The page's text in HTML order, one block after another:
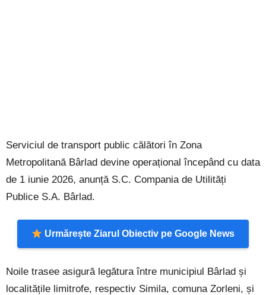
Serviciul de transport public călători în Zona
Metropolitană Bârlad devine operațional începând cu data
de 1 iunie 2026, anunță S.C. Compania de Utilități
Publice S.A. Bârlad.
Urmărește Ziarul Obiectiv pe Google News
Noile trasee asigură legătura între municipiul Bârlad și
localitățile limitrofe, respectiv Simila, comuna Zorleni, și